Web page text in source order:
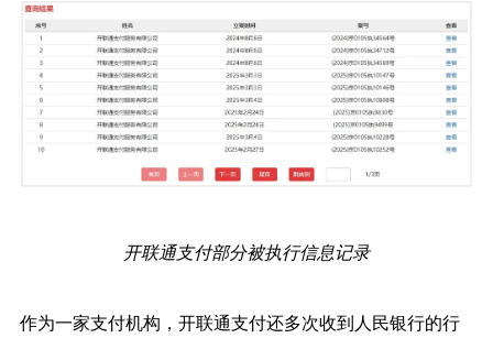
开联通支付部分被执行信息记录
作为一家支付机构，开联通支付还多次收到人民银行的行